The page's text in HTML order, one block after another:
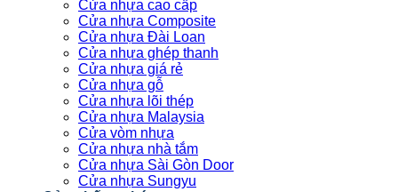
Cửa nhựa cao cấp
Cửa nhựa Composite
Cửa nhựa Đài Loan
Cửa nhựa ghép thanh
Cửa nhựa giá rẻ
Cửa nhựa gỗ
Cửa nhựa lõi thép
Cửa nhựa Malaysia
Cửa vòm nhựa
Cửa nhựa nhà tắm
Cửa nhựa Sài Gòn Door
Cửa nhựa Sungyu